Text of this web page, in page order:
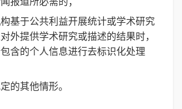
基于公共利益开展统计或学术研究
外提供学术研究或描述的结果时，
含的个人信息进行去标识化处理
的其他情形。